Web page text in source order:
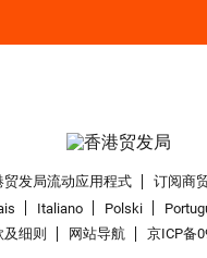
贸发局流动应用程式 订阅商
Italiano Polski
细则 网站导航 京ICP备